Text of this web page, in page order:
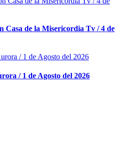
Casa de la Misericordia Tv / 4 de
/ 1 de Agosto del 2026